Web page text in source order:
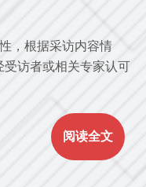
，根据采访内容情
访者或相关专家认可
阅读全文